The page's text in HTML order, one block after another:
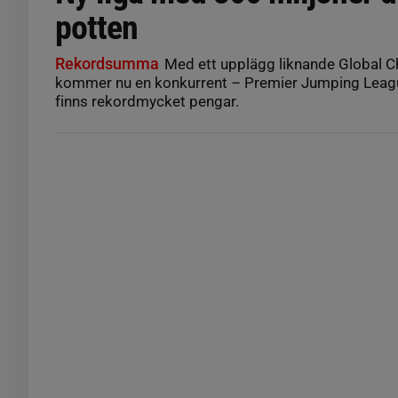
potten
Rekordsumma Med ett upplägg liknande Global
kommer nu en konkurrent – Premier Jumping
finns rekordmycket pengar.